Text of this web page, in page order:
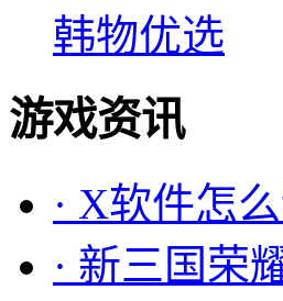
韩物优选
游戏资讯
· X软件怎
· 新三国荣